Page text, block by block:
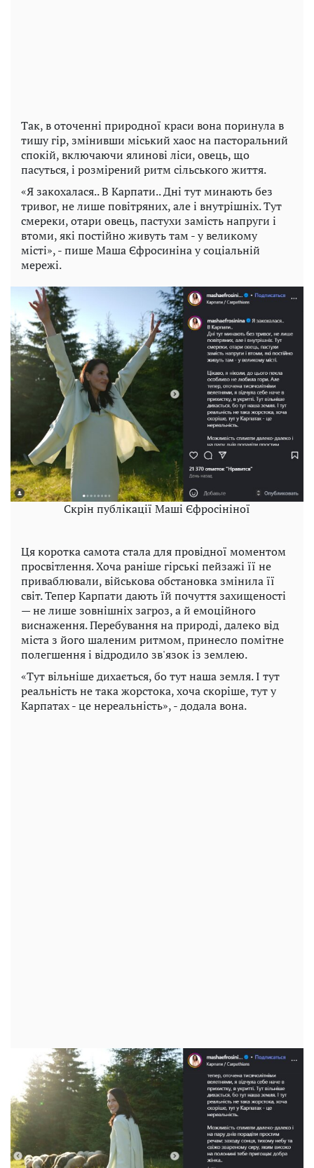
Так, в оточенні природної краси вона поринула в
тишу гір, змінивши міський хаос на пасторальний
спокій, включаючи ялинові ліси, овець, що
пасуться, і розмірений ритм сільського життя.
«Я закохалася.. В Карпати.. Дні тут минають без
тривог, не лише повітряних, але і внутрішніх. Тут
смереки, отари овець, пастухи замість напруги і
втоми, які постійно живуть там - у великому
місті», - пише Маша Єфросиніна у соціальній
мережі.
Скрін публікації Маші Єфросініної
Ця коротка самота стала для провідної моментом
просвітлення. Хоча раніше гірські пейзажі її не
приваблювали, військова обстановка змінила її
світ. Тепер Карпати дають їй почуття захищеності
— не лише зовнішніх загроз, а й емоційного
виснаження. Перебування на природі, далеко від
міста з його шаленим ритмом, принесло помітне
полегшення і відродило зв'язок із землею.
«Тут вільніше дихається, бо тут наша земля. І тут
реальність не така жорстока, хоча скоріше, тут у
Карпатах - це нереальність», - додала вона.